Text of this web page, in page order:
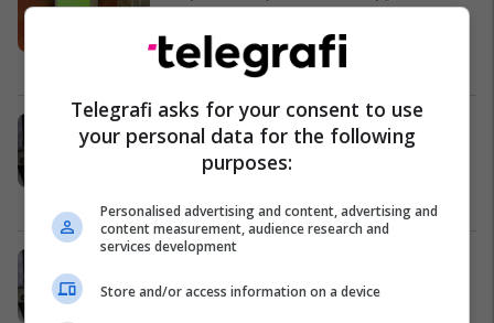
së shtetet duhet të plotësojnë
shumë kushte (Video)
Kosovë 01/03/2018
RIT Kosovë (AUK) ofron program
përgatitor falas për nxënës të
shkollave të mesme nga Tetova
RIT Kosovë (AUK) ofron programe
përgatitor falas për të tretin vit me
Telegrafi asks for your consent to use
your personal data for the following
purposes:
Personalised advertising and content, advertising and
content measurement, audience research and
services development
Store and/or access information on a device